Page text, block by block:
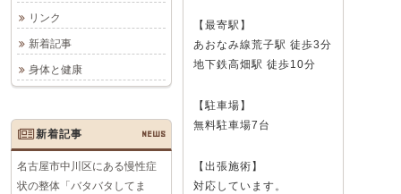
【最寄駅】
あおなみ線荒子駅 徒歩3分
地下鉄高畑駅 徒歩10分
【駐車場】
無料駐車場7台
【出張施術】
対応しています。
リンク
新着記事
身体と健康
新着記事 NEWS
名古屋市中川区にある慢性症
状の整体「バタバタしてま